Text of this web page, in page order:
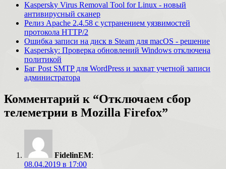
Kaspersky Virus Removal Tool for Linux - новый
антивирусный сканер
Релиз Apache 2.4.58 с устранением уязвимостей
протокола HTTP/2
Ошибка записи на диск в Steam для macOS - решение
Kaspersky: Проверка обновлений Windows отключена
политикой
Баг Post SMTP для WordPress и захват учетной записи
администратора
Комментарий к “Отключаем сбор
телеметрии в Mozilla Firefox”
FidelinEM:
08.04.2019 в 17:00